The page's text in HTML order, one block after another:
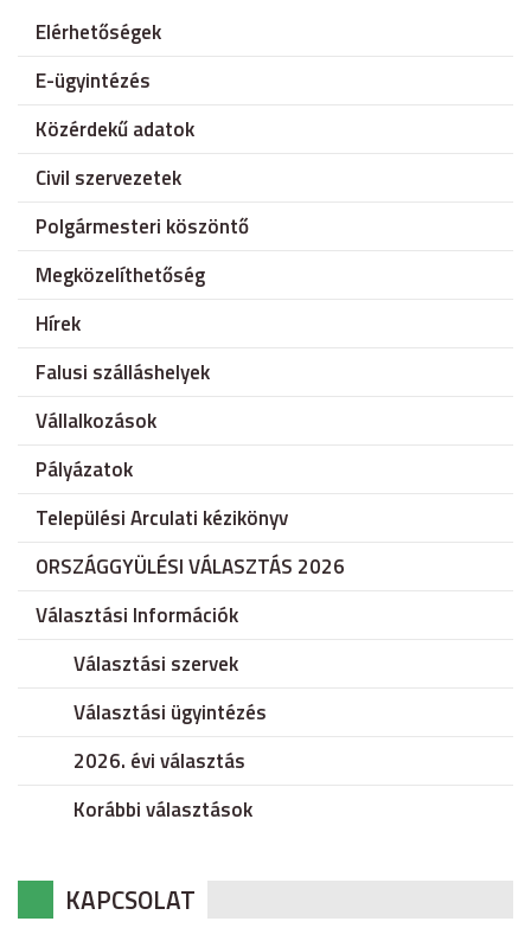
Elérhetőségek
E-ügyintézés
Közérdekű adatok
Civil szervezetek
Polgármesteri köszöntő
Megközelíthetőség
Hírek
Falusi szálláshelyek
Vállalkozások
Pályázatok
Települési Arculati kézikönyv
ORSZÁGGYÜLÉSI VÁLASZTÁS 2026
Választási Információk
Választási szervek
Választási ügyintézés
2026. évi választás
Korábbi választások
KAPCSOLAT